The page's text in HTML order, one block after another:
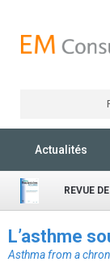
Actualités
REVUE
L’asthme
Asthma from a